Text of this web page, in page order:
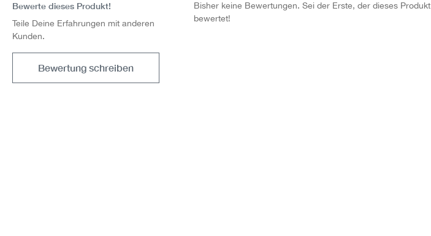
Bewerte dieses Produkt!
Teile Deine Erfahrungen mit anderen
Kunden.
Bewertung schreiben
Bisher keine Bewertungen. Sei der Erste, der dieses Produkt
bewertet!